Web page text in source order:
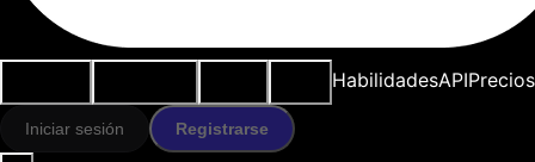
HabilidadesAPIPrecios
Iniciar sesión Registrarse